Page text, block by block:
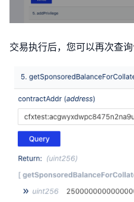
交易执行后，您可以再次查询